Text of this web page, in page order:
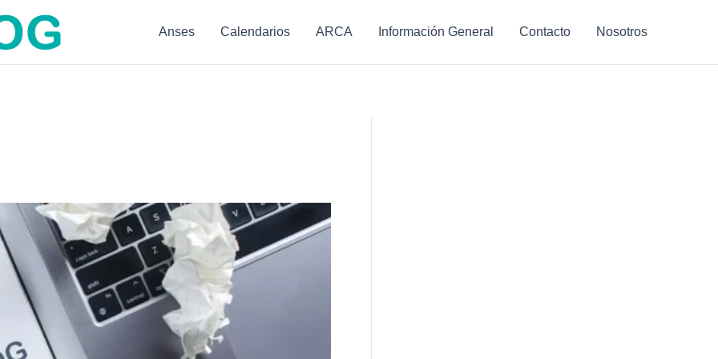
Anses Calendarios ARCA Información General Contacto Nosotros